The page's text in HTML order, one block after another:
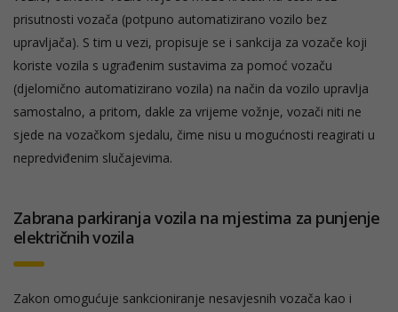
prisutnosti vozača (potpuno automatizirano vozilo bez
upravljača). S tim u vezi, propisuje se i sankcija za vozače koji
koriste vozila s ugrađenim sustavima za pomoć vozaču
(djelomično automatizirano vozila) na način da vozilo upravlja
samostalno, a pritom, dakle za vrijeme vožnje, vozači niti ne
sjede na vozačkom sjedalu, čime nisu u mogućnosti reagirati u
nepredviđenim slučajevima.
Zabrana parkiranja vozila na mjestima za punjenje
električnih vozila
Zakon omogućuje sankcioniranje nesavjesnih vozača kao i